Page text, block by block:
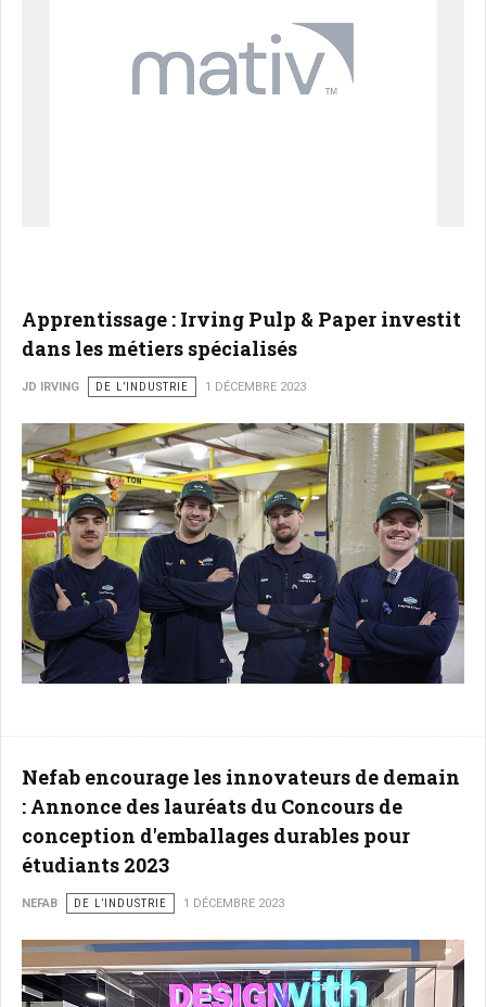
Apprentissage : Irving Pulp & Paper investit
dans les métiers spécialisés
JD IRVING DE L’INDUSTRIE 1 DÉCEMBRE 2023
Nefab encourage les innovateurs de demain
: Annonce des lauréats du Concours de
conception d'emballages durables pour
étudiants 2023
NEFAB DE L’INDUSTRIE 1 DÉCEMBRE 2023